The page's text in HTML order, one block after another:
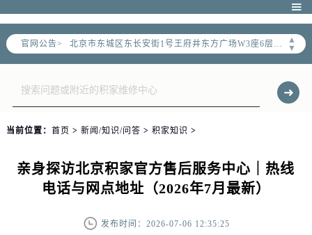

官网公告>
▲
▼
当前位置： 首页 > 新闻/知识/问答 > 积家知识 >
亲身探访北京积家官方售后服务中心｜热线
电话与网点地址（2026年7月最新）
发布时间：2026-07-06 12:35:25